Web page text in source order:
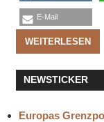
E-Mail
WEITERLESEN
NEWSTICKER
Europas